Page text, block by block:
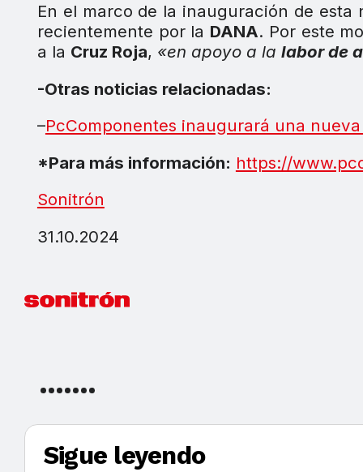
En el marco de la inauguración de
recientemente por la DANA. Por este
a la Cruz Roja, «en apoyo a la labor de
-Otras noticias relacionadas:
–PcComponentes inaugurará una
*Para más información: https://
Sonitrón
31.10.2024
Sigue leyendo